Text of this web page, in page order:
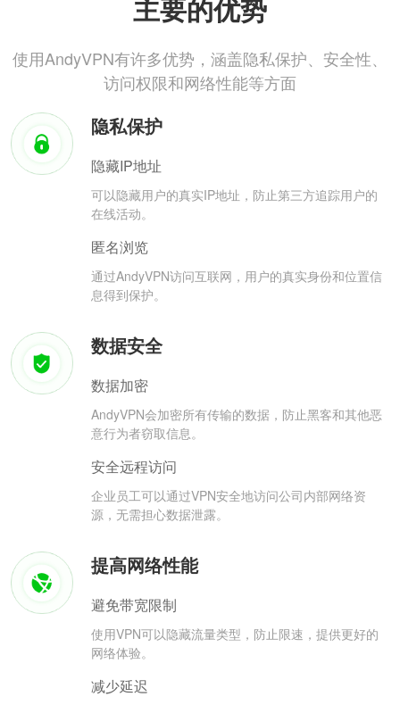
主要的优势
使用AndyVPN有许多优势，涵盖隐私保护、安全性、
访问权限和网络性能等方面
隐私保护
隐藏IP地址
可以隐藏用户的真实IP地址，防止第三方追踪用户的
在线活动。
匿名浏览
通过AndyVPN访问互联网，用户的真实身份和位置信
息得到保护。
数据安全
数据加密
AndyVPN会加密所有传输的数据，防止黑客和其他恶
意行为者窃取信息。
安全远程访问
企业员工可以通过VPN安全地访问公司内部网络资
源，无需担心数据泄露。
提高网络性能
避免带宽限制
使用VPN可以隐藏流量类型，防止限速，提供更好的
网络体验。
减少延迟